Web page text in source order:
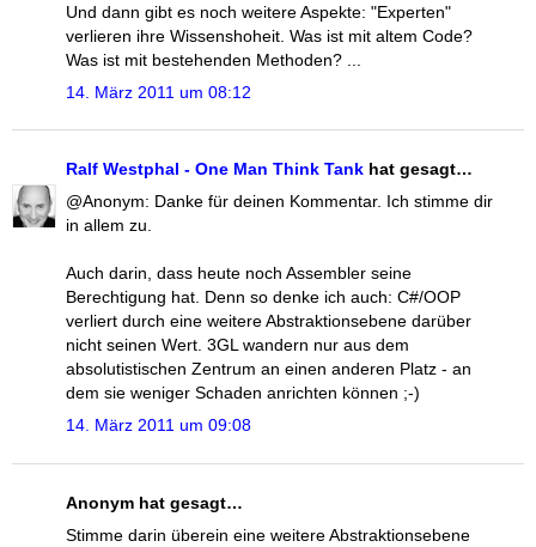
Und dann gibt es noch weitere Aspekte: "Experten"
verlieren ihre Wissenshoheit. Was ist mit altem Code?
Was ist mit bestehenden Methoden? ...
14. März 2011 um 08:12
Ralf Westphal - One Man Think Tank hat gesagt…
@Anonym: Danke für deinen Kommentar. Ich stimme dir
in allem zu.
Auch darin, dass heute noch Assembler seine
Berechtigung hat. Denn so denke ich auch: C#/OOP
verliert durch eine weitere Abstraktionsebene darüber
nicht seinen Wert. 3GL wandern nur aus dem
absolutistischen Zentrum an einen anderen Platz - an
dem sie weniger Schaden anrichten können ;-)
14. März 2011 um 09:08
Anonym hat gesagt…
Stimme darin überein eine weitere Abstraktionsebene